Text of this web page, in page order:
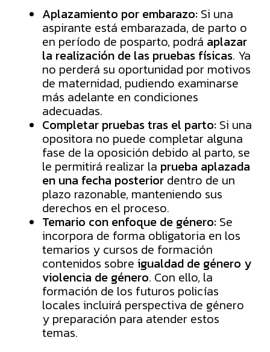
Aplazamiento por embarazo: Si una
aspirante está embarazada, de parto o
en período de posparto, podrá aplazar
la realización de las pruebas físicas. Ya
no perderá su oportunidad por motivos
de maternidad, pudiendo examinarse
más adelante en condiciones
adecuadas.
Completar pruebas tras el parto: Si una
opositora no puede completar alguna
fase de la oposición debido al parto, se
le permitirá realizar la prueba aplazada
en una fecha posterior dentro de un
plazo razonable, manteniendo sus
derechos en el proceso.
Temario con enfoque de género: Se
incorpora de forma obligatoria en los
temarios y cursos de formación
contenidos sobre igualdad de género y
violencia de género. Con ello, la
formación de los futuros policías
locales incluirá perspectiva de género
y preparación para atender estos
temas.